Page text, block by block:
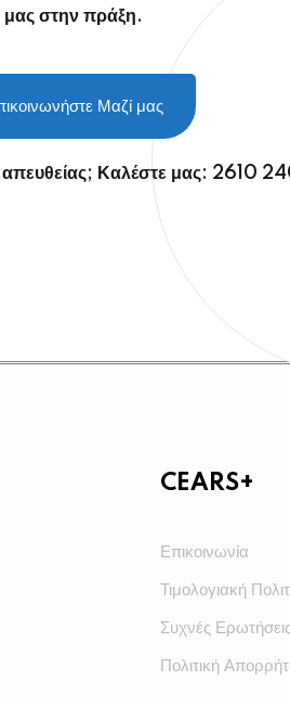
μας στην πράξη.
Μαζί μας
απευθείας; Καλέστε μας: 2610
CEARS+
Επικοινωνία
Τιμολογιακή
Συχνές Ερωτήσεις
Πολιτική